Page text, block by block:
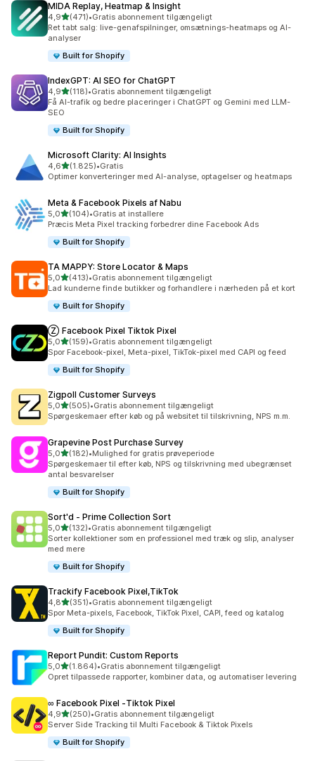
MIDA Replay, Heatmap & Insight
4,9ud af 5 stjerner
(471)
471 anmeldelser i alt
•Gratis abonnement tilgængeligt
Ret tabt salg: live-genafspilninger, omsætnings-heatmaps og AI-
analyser
Built for Shopify
IndexGPT: AI SEO for ChatGPT
4,9ud af 5 stjerner
(118)
118 anmeldelser i alt
•Gratis abonnement tilgængeligt
Få AI-trafik og bedre placeringer i ChatGPT og Gemini med LLM-
SEO
Built for Shopify
Microsoft Clarity: AI Insights
4,6ud af 5 stjerner
(1.825)
1825 anmeldelser i alt
•Gratis
Optimer konverteringer med AI-analyse, optagelser og heatmaps
Meta & Facebook Pixels af Nabu
5,0ud af 5 stjerner
(104)
104 anmeldelser i alt
•Gratis at installere
Præcis Meta Pixel tracking forbedrer dine Facebook Ads
Built for Shopify
TA MAPPY: Store Locator & Maps
5,0ud af 5 stjerner
(413)
413 anmeldelser i alt
•Gratis abonnement tilgængeligt
Lad kunderne finde butikker og forhandlere i nærheden på et kort
Built for Shopify
Ⓩ Facebook Pixel Tiktok Pixel
5,0ud af 5 stjerner
(159)
159 anmeldelser i alt
•Gratis abonnement tilgængeligt
Spor Facebook-pixel, Meta-pixel, TikTok-pixel med CAPI og feed
Built for Shopify
Zigpoll Customer Surveys
5,0ud af 5 stjerner
(505)
505 anmeldelser i alt
•Gratis abonnement tilgængeligt
Spørgeskemaer efter køb og på websitet til tilskrivning, NPS m.m.
Grapevine Post Purchase Survey
5,0ud af 5 stjerner
(182)
182 anmeldelser i alt
•Mulighed for gratis prøveperiode
Spørgeskemaer til efter køb, NPS og tilskrivning med ubegrænset
antal besvarelser
Built for Shopify
Sort'd ‑ Prime Collection Sort
5,0ud af 5 stjerner
(132)
132 anmeldelser i alt
•Gratis abonnement tilgængeligt
Sorter kollektioner som en professionel med træk og slip, analyser
med mere
Built for Shopify
Trackify Facebook Pixel,TikTok
4,8ud af 5 stjerner
(351)
351 anmeldelser i alt
•Gratis abonnement tilgængeligt
Spor Meta-pixels, Facebook, TikTok Pixel, CAPI, feed og katalog
Built for Shopify
Report Pundit: Custom Reports
5,0ud af 5 stjerner
(1.864)
1864 anmeldelser i alt
•Gratis abonnement tilgængeligt
Opret tilpassede rapporter, kombiner data, og automatiser levering
∞ Facebook Pixel ‑Tiktok Pixel
4,9ud af 5 stjerner
(250)
250 anmeldelser i alt
•Gratis abonnement tilgængeligt
Server Side Tracking til Multi Facebook & Tiktok Pixels
Built for Shopify